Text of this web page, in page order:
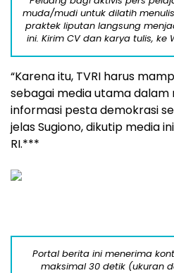
muda/mudi untuk dilatih
praktek liputan langsung
ini. Kirim CV dan karya tulis, ke
“Karena itu, TVRI harus
sebagai media utama
informasi pesta demokrasi
jelas Sugiono, dikutip media
RI.***
Portal berita ini menerima
maksimal 30 detik (ukuran